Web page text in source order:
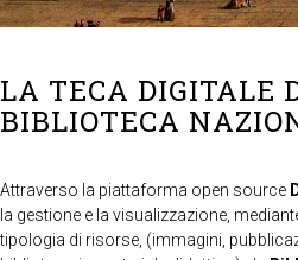
LA TECA DIGITALE
BIBLIOTECA
Attraverso la piattaforma open source
la gestione e la visualizzazione,
tipologia di risorse, (immagini,